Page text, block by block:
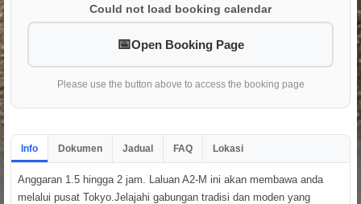
Could not load booking calendar
Open Booking Page
Please use the button above to access the booking page
Info Dokumen Jadual FAQ Lokasi
Anggaran 1.5 hingga 2 jam. Laluan A2-M ini akan membawa anda
melalui pusat Tokyo.Jelajahi gabungan tradisi dan moden yang